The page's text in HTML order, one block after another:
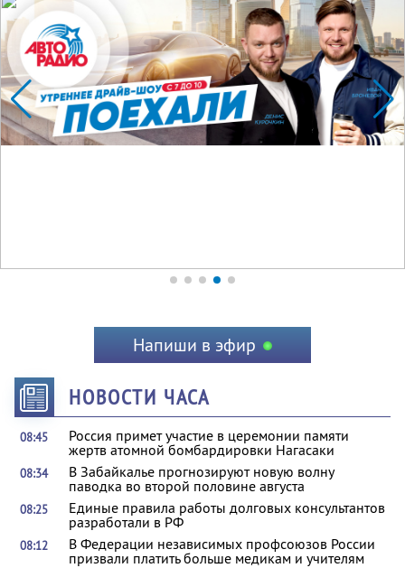
Напиши в эфир
НОВОСТИ ЧАСА
08:45
Россия примет участие в церемонии памяти
жертв атомной бомбардировки Нагасаки
08:34
В Забайкалье прогнозируют новую волну
паводка во второй половине августа
08:25
Единые правила работы долговых консультантов
разработали в РФ
08:12
В Федерации независимых профсоюзов России
призвали платить больше медикам и учителям